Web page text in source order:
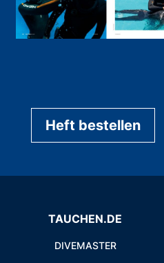
Heft bestellen
TAUCHEN.DE
DIVEMASTER